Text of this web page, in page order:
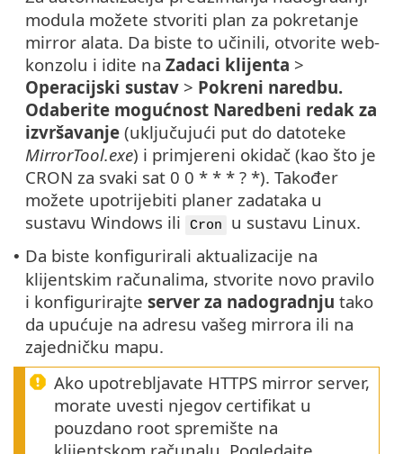
modula možete stvoriti plan za pokretanje
mirror alata. Da biste to učinili, otvorite web-
konzolu i idite na Zadaci klijenta >
Operacijski sustav > Pokreni naredbu.
Odaberite mogućnost Naredbeni redak za
izvršavanje (uključujući put do datoteke
MirrorTool.exe) i primjereni okidač (kao što je
CRON za svaki sat 0 0 * * * ? *). Također
možete upotrijebiti planer zadataka u
sustavu Windows ili
Cron u sustavu Linux.
• Da biste konfigurirali aktualizacije na
klijentskim računalima, stvorite novo pravilo
i konfigurirajte server za nadogradnju tako
da upućuje na adresu vašeg mirrora ili na
zajedničku mapu.
Ako upotrebljavate HTTPS mirror server,
morate uvesti njegov certifikat u
pouzdano root spremište na